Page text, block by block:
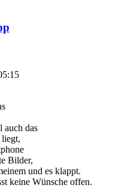
auch das
Bilder,
und es klappt.
keine Wünsche offen.